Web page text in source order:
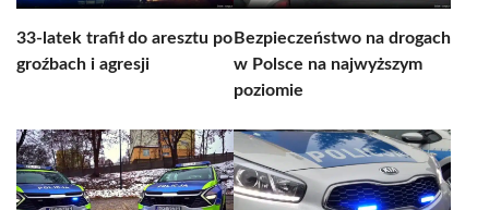
33-latek trafił do aresztu po
groźbach i agresji
Bezpieczeństwo na drogach
w Polsce na najwyższym
poziomie